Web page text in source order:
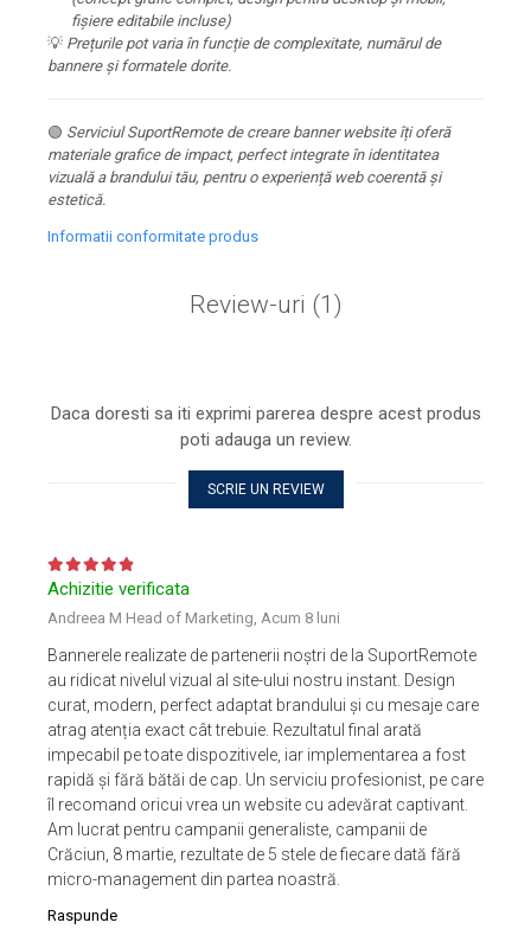
fișiere editabile incluse)
💡 Prețurile pot varia în funcție de complexitate, numărul de
bannere și formatele dorite.
🟢 Serviciul SuportRemote de creare banner website îți oferă
materiale grafice de impact, perfect integrate în identitatea
vizuală a brandului tău, pentru o experiență web coerentă și
estetică.
Informatii conformitate produs
Review-uri (1)
Daca doresti sa iti exprimi parerea despre acest produs
poti adauga un review.
SCRIE UN REVIEW
Achizitie verificata
Andreea M Head of Marketing, Acum 8 luni
Bannerele realizate de partenerii noștri de la SuportRemote
au ridicat nivelul vizual al site-ului nostru instant. Design
curat, modern, perfect adaptat brandului și cu mesaje care
atrag atenția exact cât trebuie. Rezultatul final arată
impecabil pe toate dispozitivele, iar implementarea a fost
rapidă și fără bătăi de cap. Un serviciu profesionist, pe care
îl recomand oricui vrea un website cu adevărat captivant.
Am lucrat pentru campanii generaliste, campanii de
Crăciun, 8 martie, rezultate de 5 stele de fiecare dată fără
micro-management din partea noastră.
Raspunde